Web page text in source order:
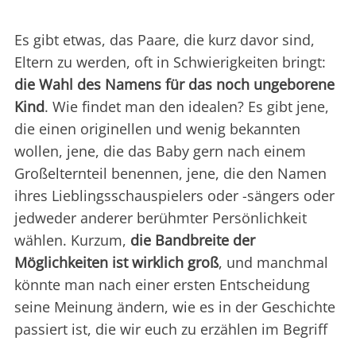
Es gibt etwas, das Paare, die kurz davor sind,
Eltern zu werden, oft in Schwierigkeiten bringt:
die Wahl des Namens für das noch ungeborene
Kind. Wie findet man den idealen? Es gibt jene,
die einen originellen und wenig bekannten
wollen, jene, die das Baby gern nach einem
Großelternteil benennen, jene, die den Namen
ihres Lieblingsschauspielers oder -sängers oder
jedweder anderer berühmter Persönlichkeit
wählen. Kurzum, die Bandbreite der
Möglichkeiten ist wirklich groß, und manchmal
könnte man nach einer ersten Entscheidung
seine Meinung ändern, wie es in der Geschichte
passiert ist, die wir euch zu erzählen im Begriff